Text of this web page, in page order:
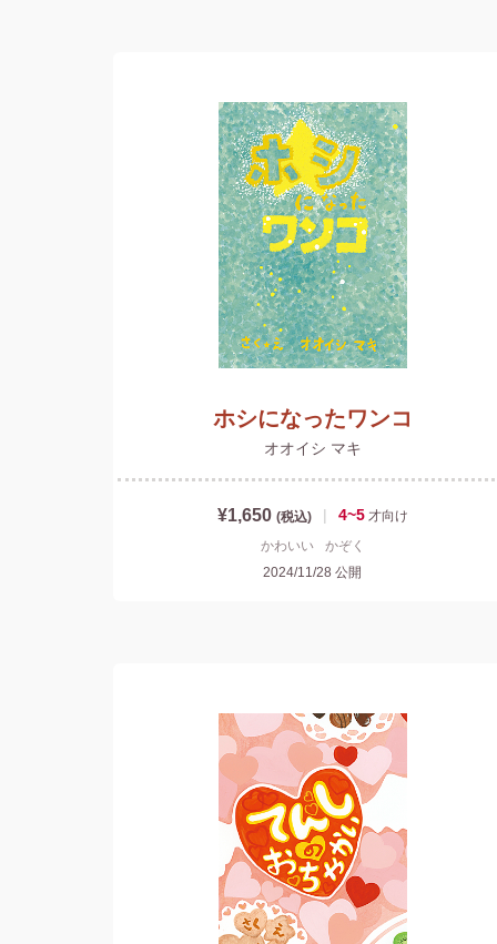
ホシになったワンコ
オオイシ マキ
¥1,650 (税込) | 4~5 才向け
かわいい
かぞく
2024/11/28 公開